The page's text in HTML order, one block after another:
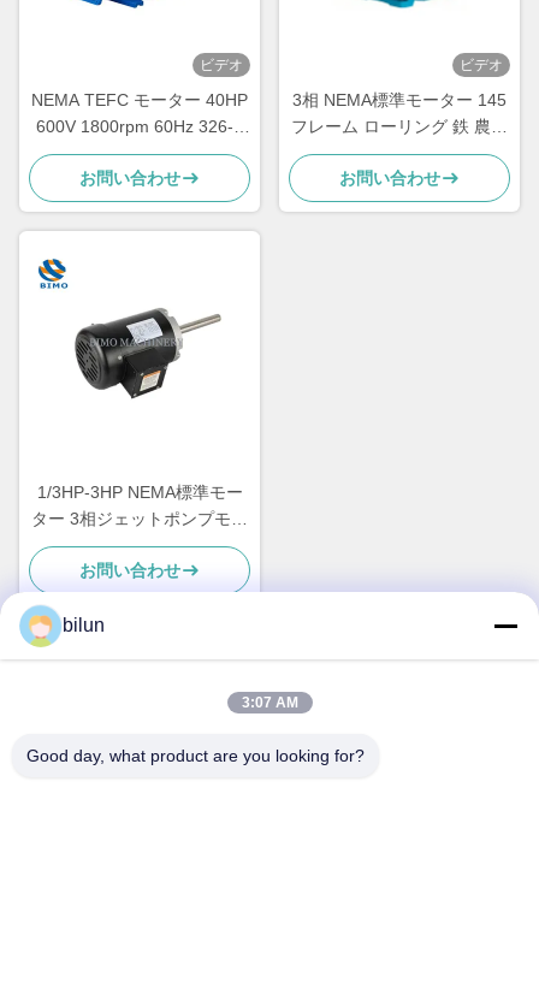
ビデオ
NEMA TEFC モーター 40HP
600V 1800rpm 60Hz 326-T
電動交流モーター 3相
お問い合わせ
ビデオ
3相 NEMA標準モーター 145
フレーム ローリング 鉄 農用
モーター
お問い合わせ
1/3HP-3HP NEMA標準モー
ター 3相ジェットポンプモー
ター CSA / CUS認定
お問い合わせ
住所
bilun
3:07 AM
Good day, what product are you looking for?